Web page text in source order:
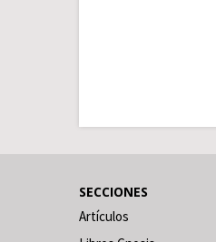
SECCIONES
Artículos